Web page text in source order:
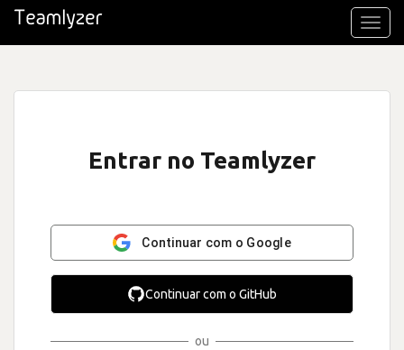
Entrar no Teamlyzer
Continuar com o Google
Continuar com o GitHub
ou